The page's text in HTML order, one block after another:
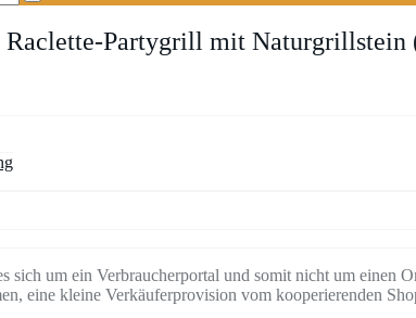
Raclette-Partygrill mit Naturgrillstein
sich um ein Verbraucherportal und somit nicht um
eine kleine Verkäuferprovision vom kooperierenden